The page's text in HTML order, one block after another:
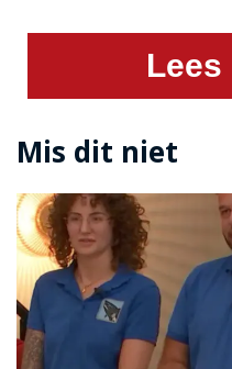
Mis dit niet